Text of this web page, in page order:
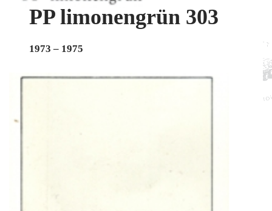
PP limonengrün 303
1973 – 1975